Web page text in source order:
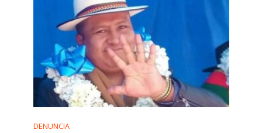
DENUNCIA